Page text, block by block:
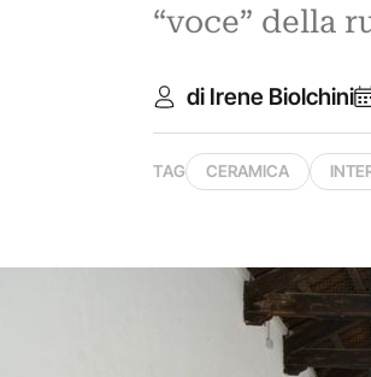
“voce” della
di Irene Biolchini
TAG CERAMICA